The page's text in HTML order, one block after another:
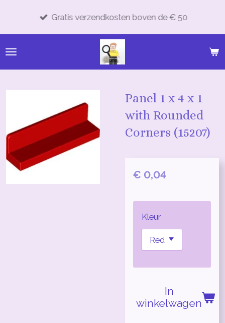
de
hoofdinhoud
Gratis verzendkosten boven de € 50
Panel 1 x 4 x 1
with Rounded
Corners (15207)
€ 0,04
Kleur
In
winkelwagen